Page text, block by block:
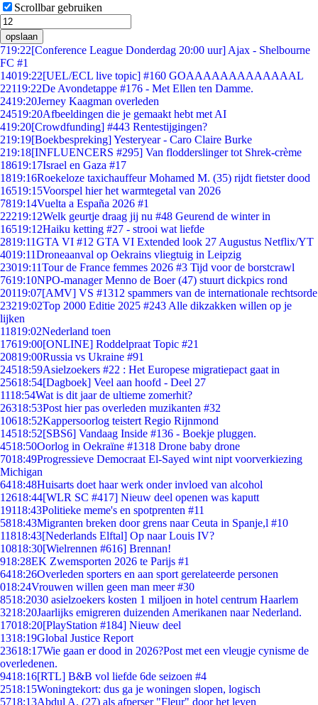
Scrollbar gebruiken
opslaan
719:22[Conference League Donderdag 20:00 uur] Ajax - Shelbourne
FC #1
14019:22[UEL/ECL live topic] #160 GOAAAAAAAAAAAAAL
22119:22De Avondetappe #176 - Met Ellen ten Damme.
2419:20Jerney Kaagman overleden
24519:20Afbeeldingen die je gemaakt hebt met AI
419:20[Crowdfunding] #443 Rentestijgingen?
219:19[Boekbespreking] Yesteryear - Caro Claire Burke
219:18[INFLUENCERS #295] Van flodderslinger tot Shrek-crème
18619:17Israel en Gaza #17
1819:16Roekeloze taxichauffeur Mohamed M. (35) rijdt fietster dood
16519:15Voorspel hier het warmtegetal van 2026
7819:14Vuelta a España 2026 #1
22219:12Welk geurtje draag jij nu #48 Geurend de winter in
16519:12Haiku ketting #27 - strooi wat liefde
2819:11GTA VI #12 GTA VI Extended look 27 Augustus Netflix/YT
4019:11Droneaanval op Oekrains vliegtuig in Leipzig
23019:11Tour de France femmes 2026 #3 Tijd voor de borstcrawl
7619:10NPO-manager Menno de Boer (47) stuurt dickpics rond
20119:07[AMV] VS #1312 spammers van de internationale rechtsorde
23219:02Top 2000 Editie 2025 #243 Alle dikzakken willen op je
lijken
11819:02Nederland toen
17619:00[ONLINE] Roddelpraat Topic #21
20819:00Russia vs Ukraine #91
24518:59Asielzoekers #22 : Het Europese migratiepact gaat in
25618:54[Dagboek] Veel aan hoofd - Deel 27
1118:54Wat is dit jaar de ultieme zomerhit?
26318:53Post hier pas overleden muzikanten #32
10618:52Kappersoorlog teistert Regio Rijnmond
14518:52[SBS6] Vandaag Inside #136 - Boekje pluggen.
4518:50Oorlog in Oekraïne #1318 Drone baby drone
7018:49Progressieve Democraat El-Sayed wint nipt voorverkiezing
Michigan
6418:48Huisarts doet haar werk onder invloed van alcohol
12618:44[WLR SC #417] Nieuw deel openen was kaputt
19118:43Politieke meme's en spotprenten #11
5818:43Migranten breken door grens naar Ceuta in Spanje,l #10
11818:43[Nederlands Elftal] Op naar Louis IV?
10818:30[Wielrennen #616] Brennan!
918:28EK Zwemsporten 2026 te Parijs #1
6418:26Overleden sporters en aan sport gerelateerde personen
018:24Vrouwen willen geen man meer #30
8518:2030 asielzoekers kosten 1 miljoen in hotel centrum Haarlem
3218:20Jaarlijks emigreren duizenden Amerikanen naar Nederland.
17018:20[PlayStation #184] Nieuw deel
1318:19Global Justice Report
23618:17Wie gaan er dood in 2026?Post met een vleugje cynisme de
overledenen.
9418:16[RTL] B&B vol liefde 6de seizoen #4
2518:15Woningtekort: dus ga je woningen slopen, logisch
5718:13Abdul A. (27) als afperser "Fleur" door het leven